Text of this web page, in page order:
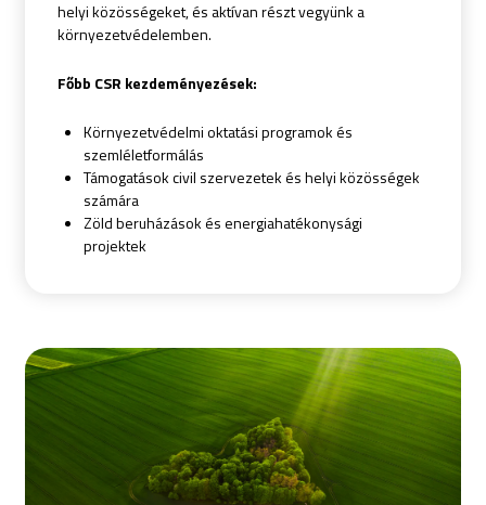
helyi közösségeket, és aktívan részt vegyünk a
környezetvédelemben.
Főbb CSR kezdeményezések:
Környezetvédelmi oktatási programok és
szemléletformálás
Támogatások civil szervezetek és helyi közösségek
számára
Zöld beruházások és energiahatékonysági
projektek